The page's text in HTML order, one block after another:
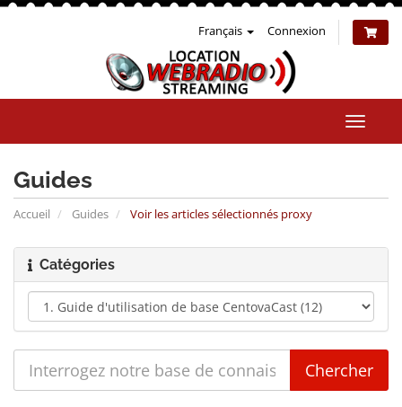
Français Connexion
la
Guides
Accueil Guides Voir les articles sélectionnés proxy
Catégories